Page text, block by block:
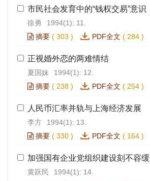
市民社会发育中的“钱权交易”意识
徐勇
1994(1): 11.
摘要 ( 303 ) PDF全文 ( 284 )
正视婚外恋的两难情结
夏国妹
1994(1): 12.
摘要 ( 238 ) PDF全文 ( 254 )
人民币汇率并轨与上海经济发展
李方
1994(1): 13.
摘要 ( 330 ) PDF全文 ( 164 )
加强国有企业党组织建设刻不容缓
黄跃民
1994(1): 14.